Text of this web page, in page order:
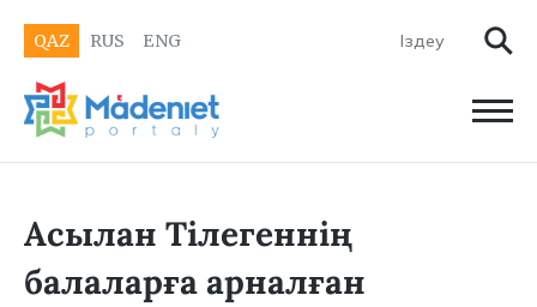
QAZ RUS ENG
Асылан Тілегеннің
балаларға арналған